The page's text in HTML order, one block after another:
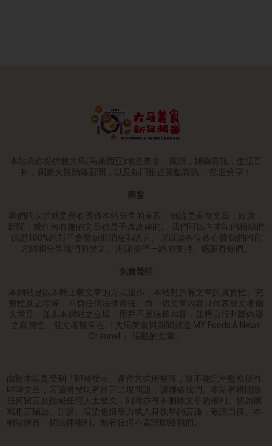
本站為你提供數大馬(马来西亚)地道美食，康頭，娛樂資訊，生活百
科，獨家火辣勁爆新聞，以及熱門旅遊景點資訊。 歡迎分享！
宗旨
我們的宗旨就是所有透過本站分享的東西，無論是美食文章，好康，
新聞，或任何有趣的文章都是千真萬確的。 我們可以向本站的粉絲們
保證100%絕對不會發放假消息和謠言。所以請各位放心贊我們的官
方網和分享我們的發文。 謝謝你們一路的支持。感謝有你們。
免責聲明
本網站是以即時上載文章的方式運作，本站對所有文章的真實性、完
整性及立場等，不負任何法律責任。而一切文章內容只代表發文者個
人意見，並非本網站之立場，用戶不應信賴內容，並應自行判斷內容
之真實性。發文者擁有在 「大馬美食與新聞頻道 MY Foods & News
Channel 」 張貼的文章。
由於本站是受到「即時發表」運作方式所規限，故不能完全監察所有
即時文章，若讀者發現有留言出現問題，請聯絡我們。本站有權刪除
任何留言及拒絕任何人士發文，同時亦有不刪除文章的權利。切勿撰
寫粗言穢語、誹謗、渲染色情暴力或人身攻擊的言論，敬請自律。本
網站保留一切法律權利。如有任何不當請聯絡我們。